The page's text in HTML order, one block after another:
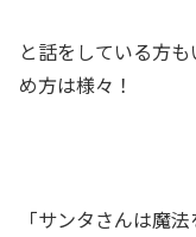
と話をしている方
め方は様々！
「サンタさんは魔